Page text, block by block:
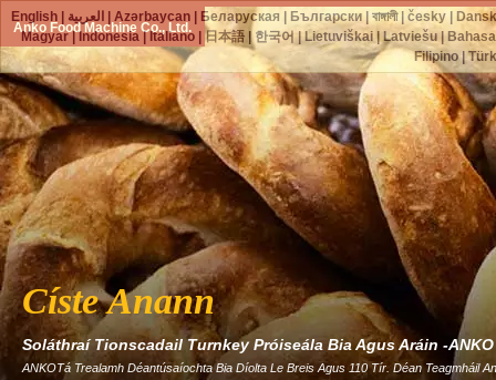
Anko Food Machine Co., Ltd.
Císte Anann
Soláthraí Tionscadail Turnkey Próiseála Bia Agus Aráin -ANKO
ANKOTá Trealamh Déantúsaíochta Bia Díolta Le Breis Agus 110 Tír. Déan Teagmháil
English العربية |Azərbaycan Беларуская Български |বাঙ্গালী|česky
Magyar|Indonesia| Italiano| 日本語|한국어|Lietuviškai|Latviešu|
Filipino|